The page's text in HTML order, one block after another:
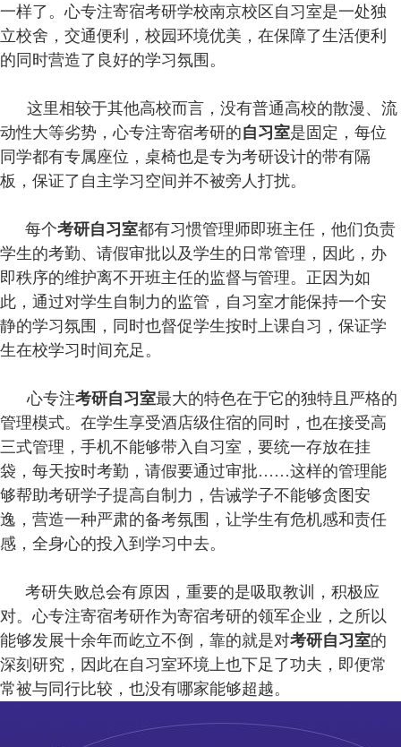
一样了。心专注寄宿考研学校南京校区自习室是一处独
立校舍，交通便利，校园环境优美，在保障了生活便利
的同时营造了良好的学习氛围。
这里相较于其他高校而言，没有普通高校的散漫、流
动性大等劣势，心专注寄宿考研的自习室是固定，每位
同学都有专属座位，桌椅也是专为考研设计的带有隔
板，保证了自主学习空间并不被旁人打扰。
每个考研自习室都有习惯管理师即班主任，他们负责
学生的考勤、请假审批以及学生的日常管理，因此，办
即秩序的维护离不开班主任的监督与管理。正因为如
此，通过对学生自制力的监管，自习室才能保持一个安
静的学习氛围，同时也督促学生按时上课自习，保证学
生在校学习时间充足。
心专注考研自习室最大的特色在于它的独特且严格的
管理模式。在学生享受酒店级住宿的同时，也在接受高
三式管理，手机不能够带入自习室，要统一存放在挂
袋，每天按时考勤，请假要通过审批……这样的管理能
够帮助考研学子提高自制力，告诫学子不能够贪图安
逸，营造一种严肃的备考氛围，让学生有危机感和责任
感，全身心的投入到学习中去。
考研失败总会有原因，重要的是吸取教训，积极应
对。心专注寄宿考研作为寄宿考研的领军企业，之所以
能够发展十余年而屹立不倒，靠的就是对考研自习室的
深刻研究，因此在自习室环境上也下足了功夫，即便常
常被与同行比较，也没有哪家能够超越。